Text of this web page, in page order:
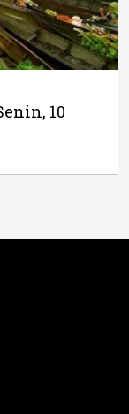
10